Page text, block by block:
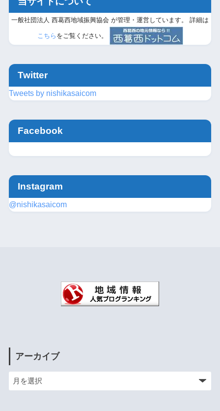
一般社団法人 西葛西地域振興協会 が管理・運営しています。 詳細は
こちら をご覧ください。
Twitter
Tweets by nishikasaicom
Facebook
Instagram
@nishikasaicom
アーカイブ